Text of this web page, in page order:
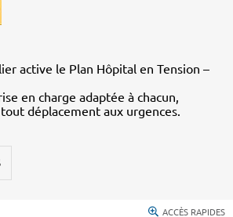
active le Plan Hôpital en Tension –
en charge adaptée à chacun,
déplacement aux urgences.
ACCÈS RAPIDES